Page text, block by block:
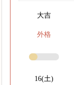
大吉
外格
16(土)